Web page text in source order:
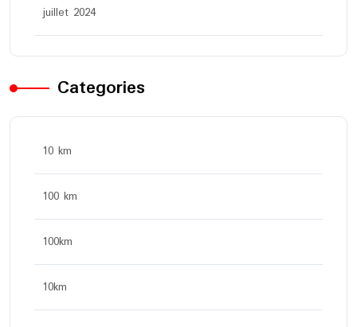
juillet 2024
Categories
10 km
100 km
100km
10km